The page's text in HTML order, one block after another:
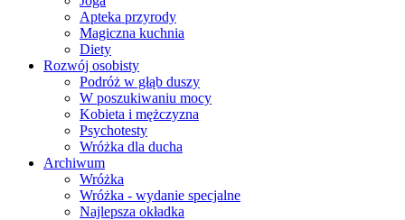
Apteka przyrody
Magiczna kuchnia
Diety
Rozwój osobisty
Podróż w głąb duszy
W poszukiwaniu mocy
Kobieta i mężczyzna
Psychotesty
Wróżka dla ducha
Archiwum
Wróżka
Wróżka - wydanie specjalne
Najlepsza okładka